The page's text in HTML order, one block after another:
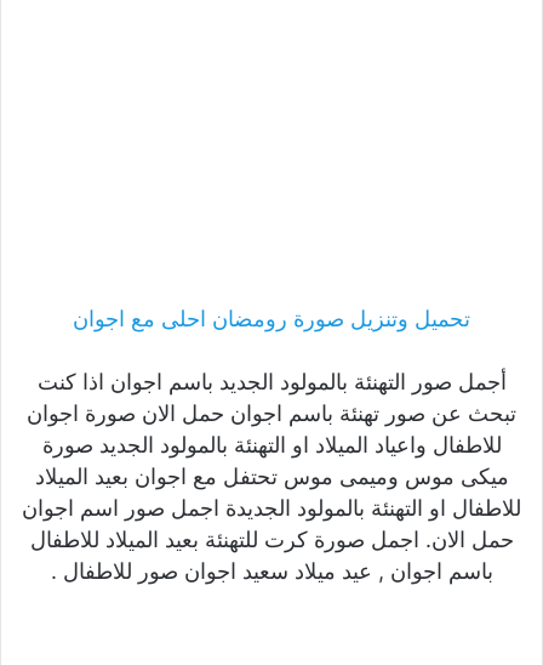
تحميل وتنزيل صورة رومضان احلى مع اجوان
أجمل صور التهنئة بالمولود الجديد باسم اجوان اذا كنت
تبحث عن صور تهنئة باسم اجوان حمل الان صورة اجوان
للاطفال واعياد الميلاد او التهنئة بالمولود الجديد صورة
ميكى موس وميمى موس تحتفل مع اجوان بعيد الميلاد
للاطفال او التهنئة بالمولود الجديدة اجمل صور اسم اجوان
حمل الان. اجمل صورة كرت للتهنئة بعيد الميلاد للاطفال
باسم اجوان , عيد ميلاد سعيد اجوان صور للاطفال .